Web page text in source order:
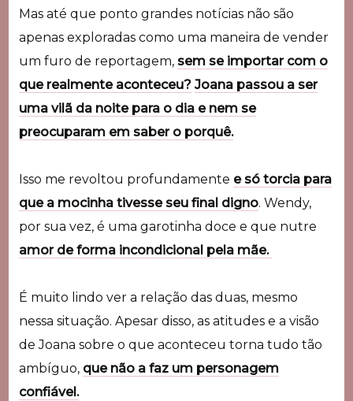
Mas até que ponto grandes notícias não são
apenas exploradas como uma maneira de vender
um furo de reportagem, sem se importar com o
que realmente aconteceu? Joana passou a ser
uma vilã da noite para o dia e nem se
preocuparam em saber o porquê.
Isso me revoltou profundamente e só torcia para
que a mocinha tivesse seu final digno. Wendy,
por sua vez, é uma garotinha doce e que nutre
amor de forma incondicional pela mãe.
É muito lindo ver a relação das duas, mesmo
nessa situação. Apesar disso, as atitudes e a visão
de Joana sobre o que aconteceu torna tudo tão
ambíguo, que não a faz um personagem
confiável.